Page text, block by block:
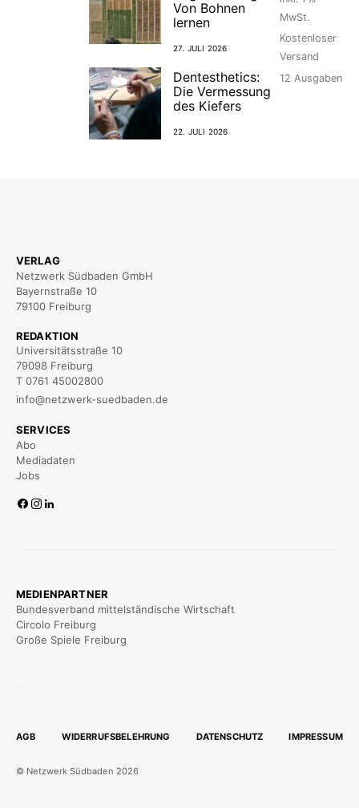
Von Bohnen
lernen
27. JULI 2026
Dentesthetics:
Die Vermessung
des Kiefers
22. JULI 2026
MwSt.
Kostenloser
Versand
12 Ausgaben
VERLAG
Netzwerk Südbaden GmbH
Bayernstraße 10
79100 Freiburg
REDAKTION
Universitätsstraße 10
79098 Freiburg
T 0761 45002800
info@netzwerk-suedbaden.de
SERVICES
Abo
Mediadaten
Jobs
MEDIENPARTNER
Bundesverband mittelständische Wirtschaft
Circolo Freiburg
Große Spiele Freiburg
AGB WIDERRUFSBELEHRUNG DATENSCHUTZ IMPRESSUM
© Netzwerk Südbaden 2026